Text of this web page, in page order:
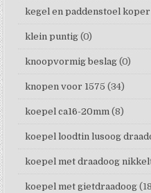
kegel en paddenstoel koper
klein puntig (0)
knoopvormig beslag (0)
knopen voor 1575 (34)
koepel ca16-20mm (8)
koepel loodtin lusoog
koepel met draadoog
koepel met gietdraadoog